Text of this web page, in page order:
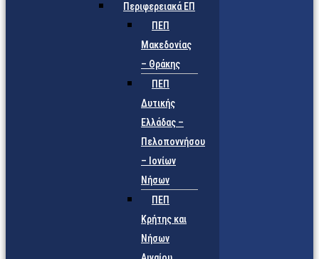
Περιφερειακά ΕΠ
ΠΕΠ
Μακεδονίας
– Θράκης
ΠΕΠ
Δυτικής
Ελλάδας –
Πελοποννήσου
– Ιονίων
Νήσων
ΠΕΠ
Κρήτης και
Νήσων